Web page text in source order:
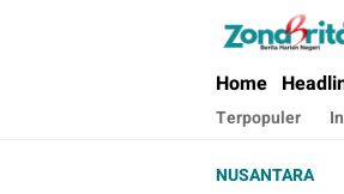
Berita Harian
Home
Terpopuler
NUSANTARA